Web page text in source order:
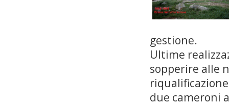
gestione.
Ultime
sopperire alle
due cameroni